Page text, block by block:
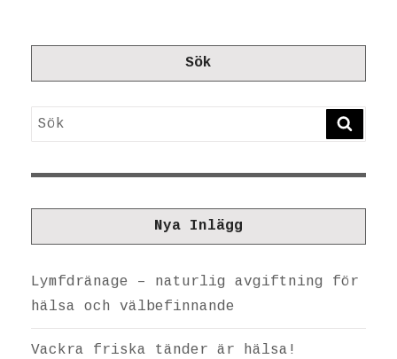
Sök
Sök
Nya Inlägg
Lymfdränage – naturlig avgiftning för
hälsa och välbefinnande
Vackra friska tänder är hälsa!